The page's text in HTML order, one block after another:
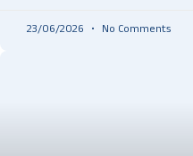
23/06/2026 No Comments